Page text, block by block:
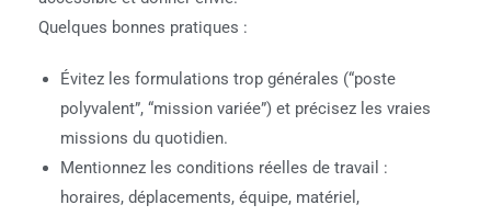
Quelques bonnes pratiques :
Évitez les formulations trop générales (“poste
polyvalent”, “mission variée”) et précisez les vraies
missions du quotidien.
Mentionnez les conditions réelles de travail :
horaires, déplacements, équipe, matériel,